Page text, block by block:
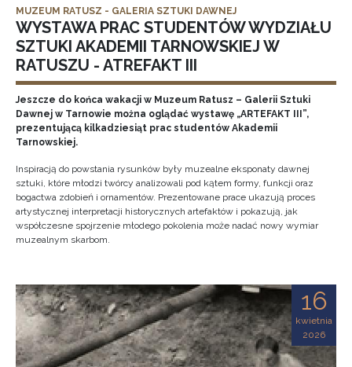
MUZEUM RATUSZ - GALERIA SZTUKI DAWNEJ
WYSTAWA PRAC STUDENTÓW WYDZIAŁU
SZTUKI AKADEMII TARNOWSKIEJ W
RATUSZU - ATREFAKT III
Jeszcze do końca wakacji w Muzeum Ratusz – Galerii Sztuki
Dawnej w Tarnowie można oglądać wystawę „ARTEFAKT III”,
prezentującą kilkadziesiąt prac studentów Akademii
Tarnowskiej.
Inspiracją do powstania rysunków były muzealne eksponaty dawnej
sztuki, które młodzi twórcy analizowali pod kątem formy, funkcji oraz
bogactwa zdobień i ornamentów. Prezentowane prace ukazują proces
artystycznej interpretacji historycznych artefaktów i pokazują, jak
współczesne spojrzenie młodego pokolenia może nadać nowy wymiar
muzealnym skarbom.
16
kwietnia
2026